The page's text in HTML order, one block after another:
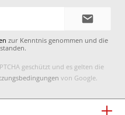
zur Kenntnis genommen und die
geschützt und es gelten die
von Google.